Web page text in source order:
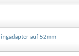
auf 52mm